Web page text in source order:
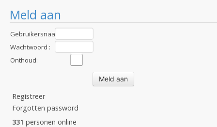
Meld aan
Gebruikersnaam
:Wachtwoord :
Onthoud:
Registreer
Forgotten password
331 personen online